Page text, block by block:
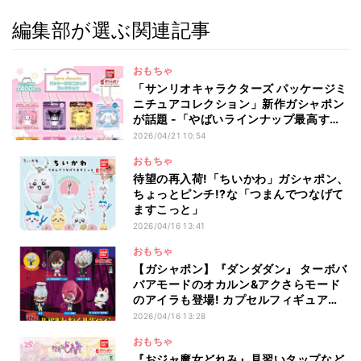
編集部が選ぶ関連記事
おもちゃ
「サンリオキャラクターズ パッケージミ
ニチュアコレクション」新作ガシャポン
が話題 -「やばいラインナップ最高すぎ
る」「可愛すぎるー!」
2026/04/21 10:54
おもちゃ
待望の再入荷!「ちいかわ」ガシャポン、
ちょっとピンチ!?な「つまんでつなげて
ますこっと」
2026/04/16 13:41
おもちゃ
【ガシャポン】『ダンダダン』 ターボバ
バアモードのオカルン&アクさらモード
のアイラも登場! カプセルフィギュアコ
レクション第二弾登場!
2026/04/16 13:28
おもちゃ